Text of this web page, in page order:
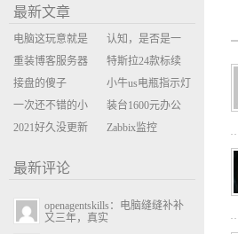
最新文章
电脑这玩意就是
缝缝补补的事
认知，是否是一
座大山？当架构
决策变成配置清
单比价
重装博客服务器
环境
特斯拉24款标续
Model Y 2万公里
使用体验
接盘的傻子
小牛us电瓶指示灯
闪三次不上电
一次还不错的小
米售后体验
装台1600元办公
主机
2021好久没更新
Zabbix监控
最新评论
openagentskills：电脑缝缝补补
又三年，真实